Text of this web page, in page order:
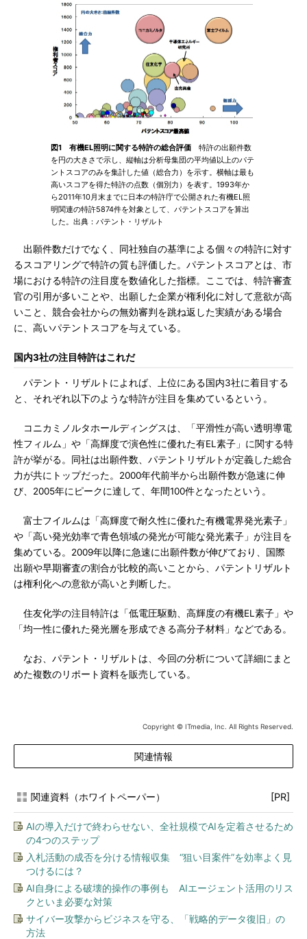
図1 有機EL照明に関する特許の総合評価 特許の出願件数
を円の大きさで示し、縦軸は分析母集団の平均値以上のパテ
ントスコアのみを集計した値（総合力）を示す。横軸は最も
高いスコアを得た特許の点数（個別力）を表す。1993年か
ら2011年10月末までに日本の特許庁で公開された有機EL照
明関連の特許5874件を対象として、パテントスコアを算出
した。出典：パテント・リザルト
出願件数だけでなく、同社独自の基準による個々の特許に対す
るスコアリングで特許の質も評価した。パテントスコアとは、市
場における特許の注目度を数値化した指標。ここでは、特許審査
官の引用が多いことや、出願した企業が権利化に対して意欲が高
いこと、競合会社からの無効審判を跳ね返した実績がある場合
に、高いパテントスコアを与えている。
国内3社の注目特許はこれだ
パテント・リザルトによれば、上位にある国内3社に着目する
と、それぞれ以下のような特許が注目を集めているという。
コニカミノルタホールディングスは、「平滑性が高い透明導電
性フィルム」や「高輝度で演色性に優れた有EL素子」に関する特
許が挙がる。同社は出願件数、パテントリザルトが定義した総合
力が共にトップだった。2000年代前半から出願件数が急速に伸
び、2005年にピークに達して、年間100件となったという。
富士フイルムは「高輝度で耐久性に優れた有機電界発光素子」
や「高い発光効率で青色領域の発光が可能な発光素子」が注目を
集めている。2009年以降に急速に出願件数が伸びており、国際
出願や早期審査の割合が比較的高いことから、パテントリザルト
は権利化への意欲が高いと判断した。
住友化学の注目特許は「低電圧駆動、高輝度の有機EL素子」や
「均一性に優れた発光層を形成できる高分子材料」などである。
なお、パテント・リザルトは、今回の分析について詳細にまと
めた複数のリポート資料を販売している。
Copyright © ITmedia, Inc. All Rights Reserved.
関連情報
関連資料（ホワイトペーパー） [PR]
AIの導入だけで終わらせない、全社規模でAIを定着させるため
の4つのステップ
入札活動の成否を分ける情報収集 “狙い目案件”を効率よく見
つけるには？
AI自身による破壊的操作の事例も AIエージェント活用のリス
クといま必要な対策
サイバー攻撃からビジネスを守る、「戦略的データ復旧」の
方法